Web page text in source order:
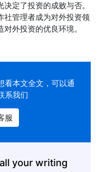
定了投资的成败与否。
社管理者成为对外投资领
外投资的优良环境。
看本文全文，可以通
系我们
服
your writing